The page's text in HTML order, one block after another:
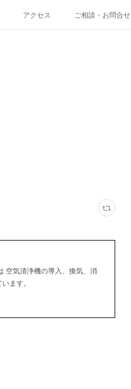
アクセス ご相談・お問合せ
空気清浄機の導入、換気、消
ます。